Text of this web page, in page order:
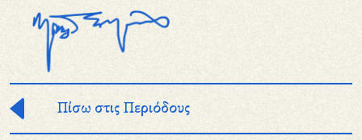
Παράκαμψη προς το κυρίως περιεχόμενο
Πίσω στις Περιόδους